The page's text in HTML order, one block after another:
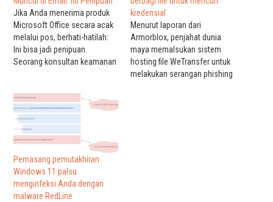
Jika Anda menerima produk
Microsoft Office secara acak
melalui pos, berhati-hatilah:
Ini bisa jadi penipuan.
Seorang konsultan keamanan
yang dikirimkan ke seorang
pensiunan yang sebenarnya
berisi stik USB berbahaya
yang dirancang untuk menipu
pengguna. (Sumber: Twitter)
Sky News melaporkan bahwa
drive USB…
kredensial
Menurut laporan dari
Armorblox, penjahat dunia
maya memalsukan sistem
hosting file WeTransfer untuk
melakukan serangan phishing
Pemasang pemutakhiran
Windows 11 palsu
menginfeksi Anda dengan
malware RedLine